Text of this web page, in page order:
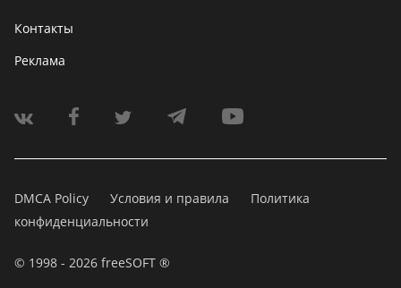
Контакты
Реклама
DMCA Policy Условия и правила
Политика
конфиденциальности
© 1998 - 2026 freeSOFT ®